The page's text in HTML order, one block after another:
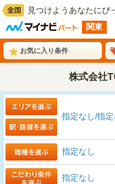
見つけようあなたにぴ
関東
お気に入り条件
株式会社
指定なし/指定
指定なし
指定なし